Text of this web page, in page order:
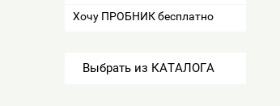
Хочу ПРОБНИК бесплатно
Выбрать из КАТАЛОГА